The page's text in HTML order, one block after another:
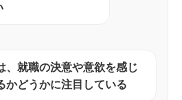
、就職の決意や意欲を感じ
かどうかに注目している